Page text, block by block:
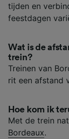
tijden en
feestdagen
Wat is de
trein?
Treinen van
rit een afstand
Hoe kom ik
Met de trein
Bordeaux.